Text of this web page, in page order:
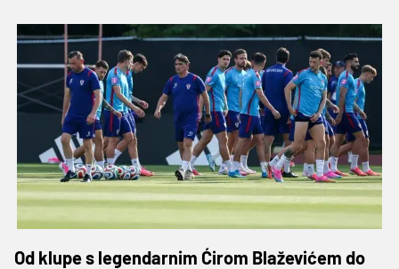
Od klupe s legendarnim Ćirom Blaževićem do